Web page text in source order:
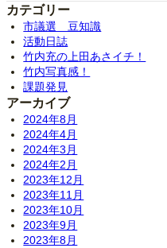
カテゴリー
市議選 豆知識
活動日誌
竹内充の上田あさイチ！
竹内写真感！
課題発見
アーカイブ
2024年8月
2024年4月
2024年3月
2024年2月
2023年12月
2023年11月
2023年10月
2023年9月
2023年8月